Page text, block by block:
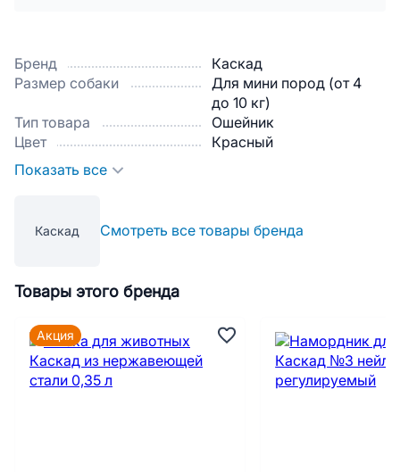
Бренд
Каскад
Размер собаки
Для мини пород (от 4
до 10 кг)
Тип товара
Ошейник
Цвет
Красный
Показать все
Каскад Смотреть все товары бренда
Товары этого бренда
Акция